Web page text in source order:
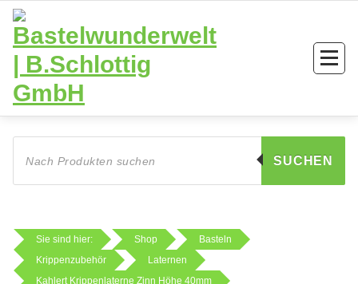
Zum
Inhalt
springen
Products
search
SUCHEN
Sie sind hier: Shop
Basteln
Krippenzubehör
Laternen
Kahlert Krippenlaterne Zinn Höhe 40mm